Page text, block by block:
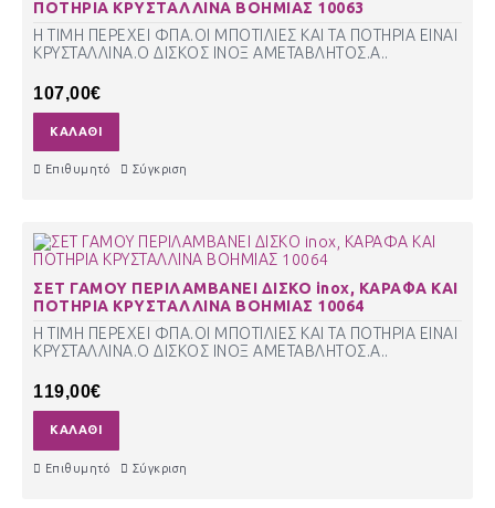
ΠΟΤΗΡΙΑ ΚΡΥΣΤΑΛΛΙΝΑ ΒΟΗΜΙΑΣ 10063
Η ΤΙΜΗ ΠΕΡΕΧΕΙ ΦΠΑ.ΟΙ ΜΠΟΤΙΛΙΕΣ ΚΑΙ ΤΑ ΠΟΤΗΡΙΑ ΕΙΝΑΙ
ΚΡΥΣΤΑΛΛΙΝΑ.Ο ΔΙΣΚΟΣ ΙΝΟΞ ΑΜΕΤΑΒΛΗΤΟΣ.Α..
107,00€
ΚΑΛΆΘΙ
Επιθυμητό Σύγκριση
ΣΕΤ ΓΑΜΟΥ ΠΕΡΙΛΑΜΒΑΝΕΙ ΔΙΣΚΟ inox, ΚΑΡΑΦΑ ΚΑΙ
ΠΟΤΗΡΙΑ ΚΡΥΣΤΑΛΛΙΝΑ ΒΟΗΜΙΑΣ 10064
Η ΤΙΜΗ ΠΕΡΕΧΕΙ ΦΠΑ.ΟΙ ΜΠΟΤΙΛΙΕΣ ΚΑΙ ΤΑ ΠΟΤΗΡΙΑ ΕΙΝΑΙ
ΚΡΥΣΤΑΛΛΙΝΑ.Ο ΔΙΣΚΟΣ ΙΝΟΞ ΑΜΕΤΑΒΛΗΤΟΣ.Α..
119,00€
ΚΑΛΆΘΙ
Επιθυμητό Σύγκριση